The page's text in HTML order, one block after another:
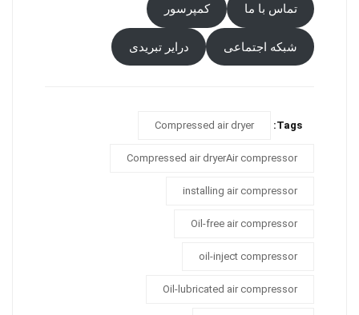
تماس با ما کمپرسور
شبکه اجتماعی درایر تبریدی
Tags:
Compressed air dryer
Compressed air dryerAir compressor
installing air compressor
Oil-free air compressor
oil-inject compressor
Oil-lubricated air compressor